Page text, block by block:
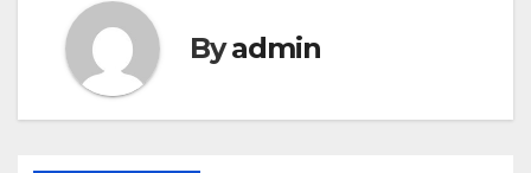
Byadmin